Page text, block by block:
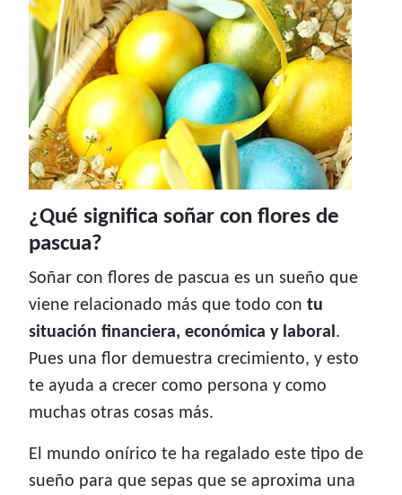
¿Qué significa soñar con flores de
pascua?
Soñar con flores de pascua es un sueño que
viene relacionado más que todo con tu
situación financiera, económica y laboral.
Pues una flor demuestra crecimiento, y esto
te ayuda a crecer como persona y como
muchas otras cosas más.
El mundo onírico te ha regalado este tipo de
sueño para que sepas que se aproxima una